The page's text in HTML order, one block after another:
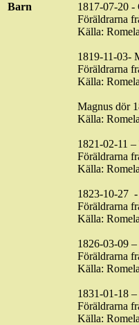
Barn
1817-07-20 -
Föräldrarna
Källa:
1819-11-03-
Föräldrarna
Källa:
Magnus dör
Källa:
1821-02-11 –
Föräldrarna
Källa:
1823-10-27
Föräldrarna
Källa:
1826-03-09
Föräldrarna
Källa:
1831-01-18
Föräldrarna
Källa: